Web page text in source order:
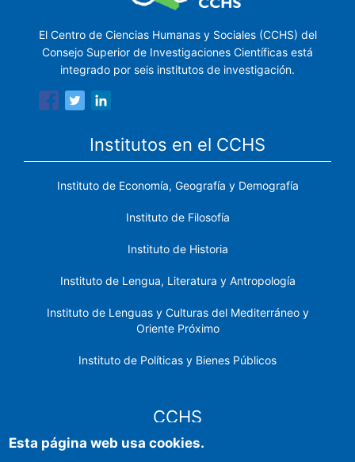
El Centro de Ciencias Humanas y Sociales (CCHS) del
Consejo Superior de Investigaciones Científicas está
integrado por seis institutos de investigación.
Institutos en el CCHS
Instituto de Economía, Geografía y Demografía
Instituto de Filosofía
Instituto de Historia
Instituto de Lengua, Literatura y Antropología
Instituto de Lenguas y Culturas del Mediterráneo y
Oriente Próximo
Instituto de Políticas y Bienes Públicos
CCHS
Esta página web usa cookies.